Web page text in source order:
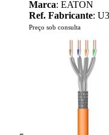
Marca: EATON
Ref. Fabricante:
Preço sob consulta